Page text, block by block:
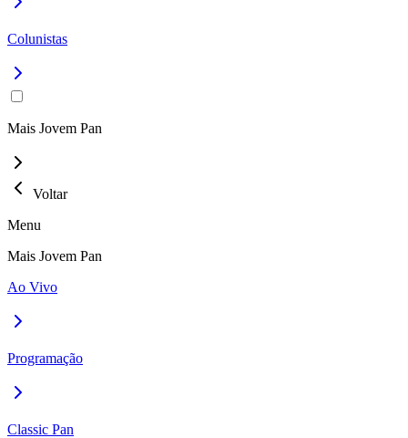
Colunistas
Mais Jovem Pan
Voltar
Menu
Mais Jovem Pan
Ao Vivo
Programação
Classic Pan